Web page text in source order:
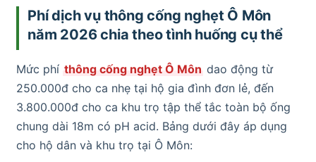
Phí dịch vụ thông cống nghẹt Ô Môn
năm 2026 chia theo tình huống cụ thể
Mức phí thông cống nghẹt Ô Môn dao động từ
250.000đ cho ca nhẹ tại hộ gia đình đơn lẻ, đến
3.800.000đ cho ca khu trọ tập thể tắc toàn bộ ống
chung dài 18m có pH acid. Bảng dưới đây áp dụng
cho hộ dân và khu trọ tại Ô Môn: